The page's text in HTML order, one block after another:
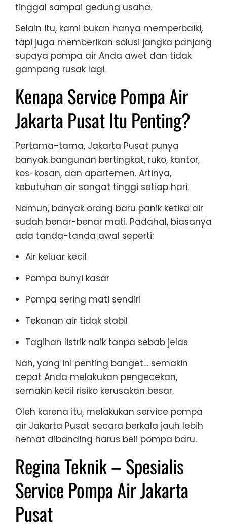
tinggal sampai gedung usaha.
Selain itu, kami bukan hanya memperbaiki,
tapi juga memberikan solusi jangka panjang
supaya pompa air Anda awet dan tidak
gampang rusak lagi.
Kenapa Service Pompa Air
Jakarta Pusat Itu Penting?
Pertama-tama, Jakarta Pusat punya
banyak bangunan bertingkat, ruko, kantor,
kos-kosan, dan apartemen. Artinya,
kebutuhan air sangat tinggi setiap hari.
Namun, banyak orang baru panik ketika air
sudah benar-benar mati. Padahal, biasanya
ada tanda-tanda awal seperti:
Air keluar kecil
Pompa bunyi kasar
Pompa sering mati sendiri
Tekanan air tidak stabil
Tagihan listrik naik tanpa sebab jelas
Nah, yang ini penting banget… semakin
cepat Anda melakukan pengecekan,
semakin kecil risiko kerusakan besar.
Oleh karena itu, melakukan service pompa
air Jakarta Pusat secara berkala jauh lebih
hemat dibanding harus beli pompa baru.
Regina Teknik – Spesialis
Service Pompa Air Jakarta
Pusat